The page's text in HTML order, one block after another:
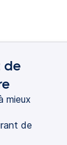
de
mieux
de